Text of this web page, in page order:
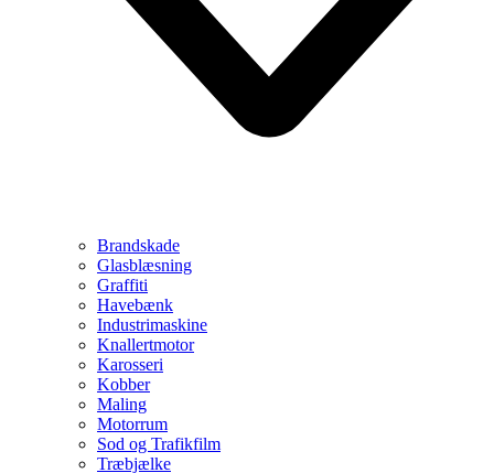
Brandskade
Glasblæsning
Graffiti
Havebænk
Industrimaskine
Knallertmotor
Karosseri
Kobber
Maling
Motorrum
Sod og Trafikfilm
Træbjælke